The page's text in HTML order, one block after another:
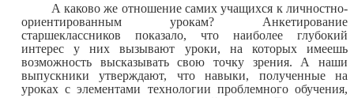
А каково же отношение самих учащихся к личностно-
ориентированным урокам? Анкетирование
старшеклассников показало, что наиболее глубокий
интерес у них вызывают уроки, на которых имеешь
возможность высказывать свою точку зрения. А наши
выпускники утверждают, что навыки, полученные на
уроках с элементами технологии проблемного обучения,